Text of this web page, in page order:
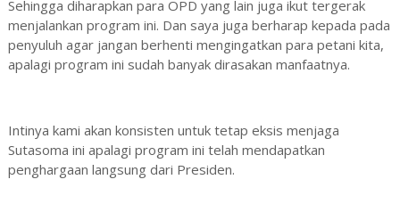
Sehingga diharapkan para OPD yang lain juga ikut tergerak
menjalankan program ini. Dan saya juga berharap kepada pada
penyuluh agar jangan berhenti mengingatkan para petani kita,
apalagi program ini sudah banyak dirasakan manfaatnya.
Intinya kami akan konsisten untuk tetap eksis menjaga
Sutasoma ini apalagi program ini telah mendapatkan
penghargaan langsung dari Presiden.